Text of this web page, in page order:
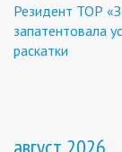
Резидент ТОР
запатентовала
раскатки